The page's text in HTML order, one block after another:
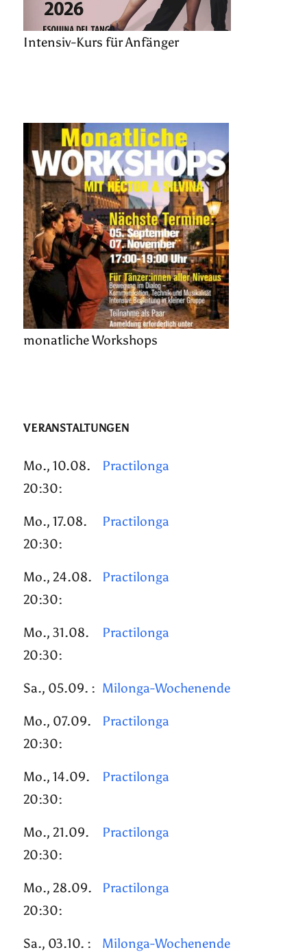
Intensiv-Kurs für Anfänger
monatliche Workshops
VERANSTALTUNGEN
Mo., 10.08.
20:30:
Practilonga
Mo., 17.08.
20:30:
Practilonga
Mo., 24.08.
20:30:
Practilonga
Mo., 31.08.
20:30:
Practilonga
Sa., 05.09. : Milonga-Wochenende
Mo., 07.09.
20:30:
Practilonga
Mo., 14.09.
20:30:
Practilonga
Mo., 21.09.
20:30:
Practilonga
Mo., 28.09.
20:30:
Practilonga
Sa., 03.10. : Milonga-Wochenende